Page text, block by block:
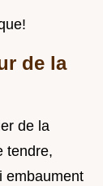
de la
de la
tendre,
embaument